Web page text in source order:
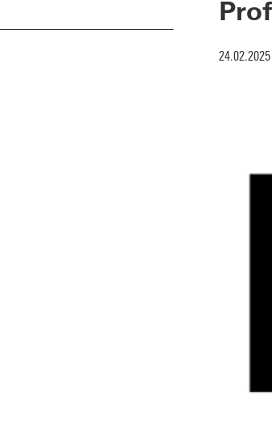
24.02.2025